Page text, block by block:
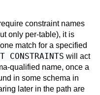
constraint names
only per-table), it is
match for a specified
CONSTRAINTS will act
qualified name, once a
in some schema in
later in the path are